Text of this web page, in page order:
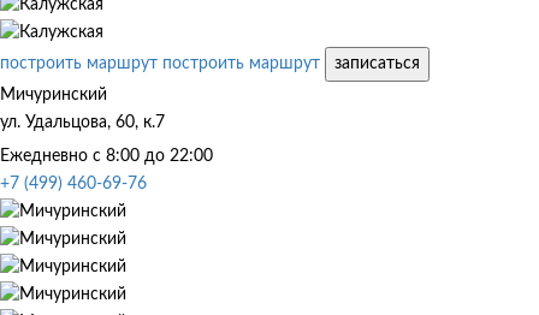
построить маршрут построить маршрут
записаться
Мичуринский
ул. Удальцова, 60, к.7
Ежедневно с 8:00 до 22:00
+7 (499) 460-69-76